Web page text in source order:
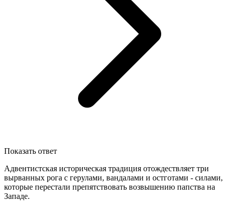
Показать ответ
Адвентистская историческая традиция отождествляет три
вырванных рога с герулами, вандалами и остготами - силами,
которые перестали препятствовать возвышению папства на
Западе.